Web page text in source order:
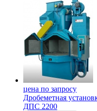
цена по запросу
Дробеметная
ДПС 2200